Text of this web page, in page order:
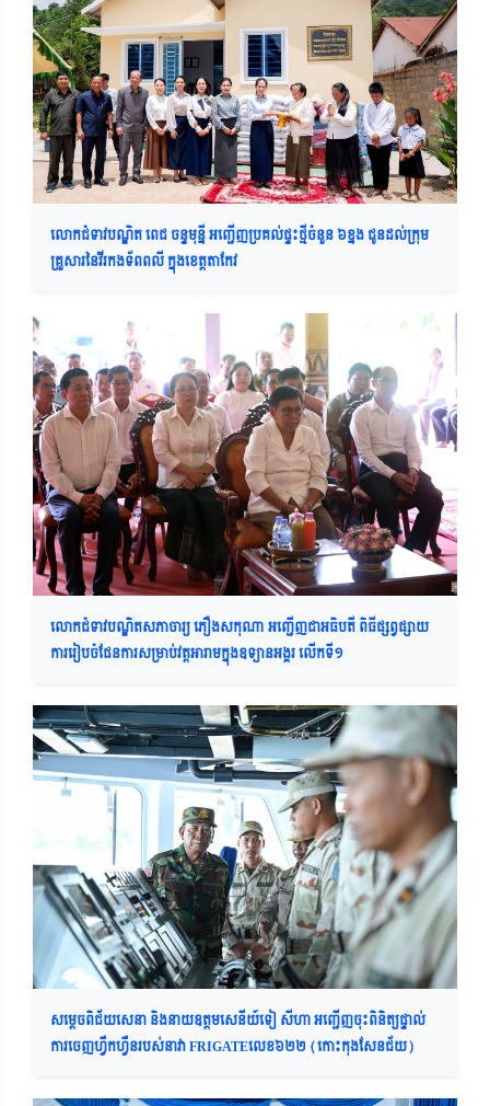
លោកជំទាវបណ្ឌិត ពេជ ចន្ទមុន្នី អញ្ជើញប្រគល់ផ្ទះថ្មីចំនួន ៦ខ្នង ជូនដល់ក្រុម
គ្រួសារនៃវីរកងទ័ពពលី ក្នុងខេត្តតាកែវ
លោកជំទាវបណ្ឌិតសភាចារ្យ ភឿងសកុណា អញ្ជើញជាអធិបតី ពិធីផ្សព្វផ្សាយ
ការរៀបចំផែនការសម្រាប់វត្តអារាមក្នុងឧទ្យានអង្គរ លើកទី១
សម្តេចពិជ័យសេនា និងនាយឧត្តមសេនីយ៍ទៀ សីហា អញ្ជើញចុះពិនិត្យផ្ទាល់
ការចេញហ្វឹកហ្វឺនរបស់នាវា FRIGATEលេខ៦២២ (កោះកុងសែនជ័យ)